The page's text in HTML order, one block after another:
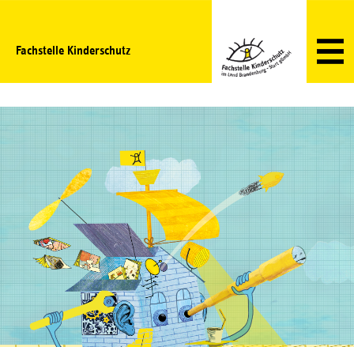
Fachstelle Kinderschutz